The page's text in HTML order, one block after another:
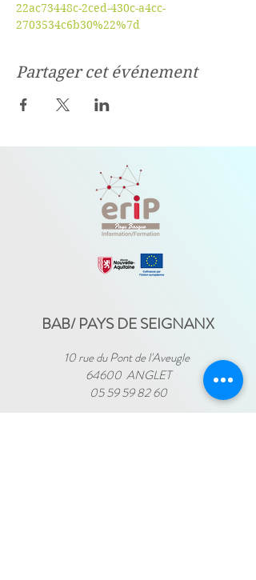
22ac73448c-2ced-430c-a4cc-
2703534c6b30%22%7d
Partager cet événement
BAB/ PAYS DE SEIGNANX
10 rue du Pont de l'Aveugle
64600 ANGLET
05 59 59 82 60